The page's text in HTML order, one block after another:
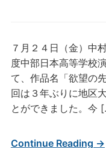
７月２４日（金）中
度中部日本高等学校
て、作品名「欲望の
回は３年ぶりに地区
とができました。今
Continue Reading →